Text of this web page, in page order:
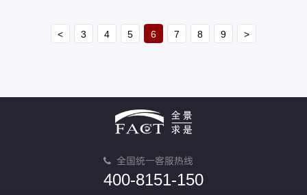
< 3 4 5 6 7 8 9 >
全国统一客服热线
400-8151-150